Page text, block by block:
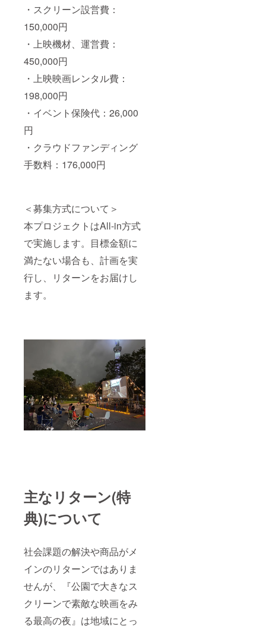
・スクリーン設営費：
150,000円
・上映機材、運営費：
450,000円
・上映映画レンタル費：
198,000円
・イベント保険代：26,000
円
・クラウドファンディング
手数料：176,000円
＜募集方式について＞
本プロジェクトはAll-in方式
で実施します。目標金額に
満たない場合も、計画を実
行し、リターンをお届けし
ます。
主なリターン(特
典)について
社会課題の解決や商品がメ
インのリターンではありま
せんが、『公園で大きなス
クリーンで素敵な映画をみ
る最高の夜』は地域にとっ